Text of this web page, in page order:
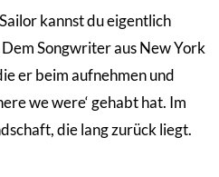
kannst du eigentlich
Songwriter aus New York
er beim aufnehmen und
we were‘ gehabt hat. Im
die lang zurück liegt.